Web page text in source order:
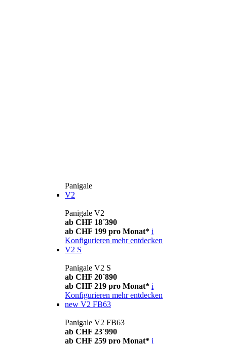
Panigale
V2
Panigale V2
ab CHF 18´390
ab CHF 199 pro Monat* i
Konfigurieren mehr entdecken
V2 S
Panigale V2 S
ab CHF 20´890
ab CHF 219 pro Monat* i
Konfigurieren mehr entdecken
new V2 FB63
Panigale V2 FB63
ab CHF 23´990
ab CHF 259 pro Monat* i